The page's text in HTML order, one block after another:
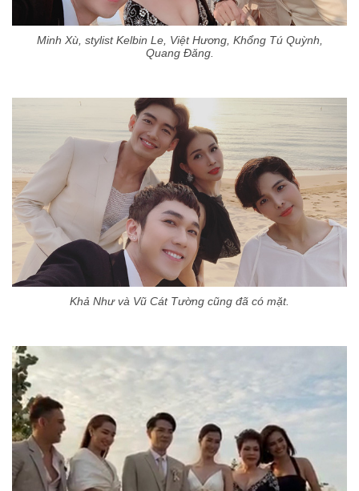
Minh Xù, stylist Kelbin Le, Việt Hương, Khổng Tú Quỳnh,
Quang Đăng.
Khả Như và Vũ Cát Tường cũng đã có mặt.